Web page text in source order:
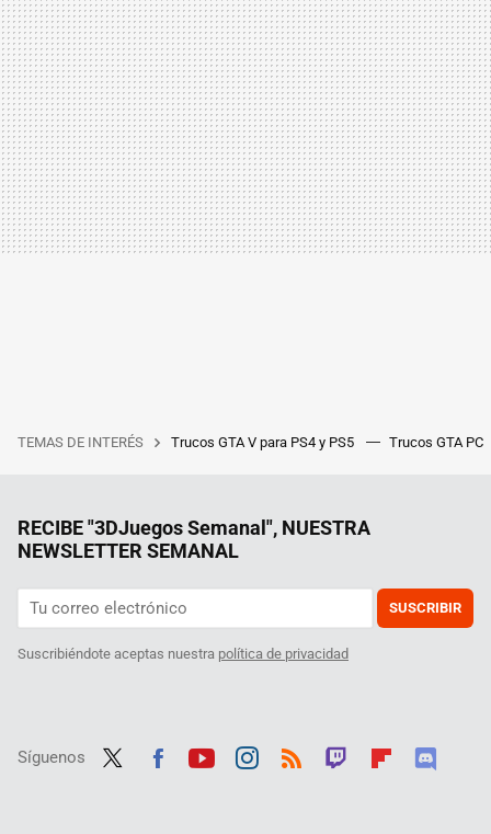
TEMAS DE INTERÉS Trucos GTA V para PS4 y PS5 Trucos GTA PC
RECIBE "3DJuegos Semanal", NUESTRA
NEWSLETTER SEMANAL
SUSCRIBIR
Suscribiéndote aceptas nuestra política de privacidad
Síguenos